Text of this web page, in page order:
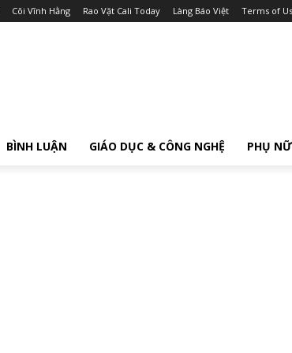
Cõi Vĩnh Hằng Rao Vặt Cali Today Làng Báo Việt Terms of
BÌNH LUẬN GIÁO DỤC & CÔNG NGHỆ PHỤ NỮ